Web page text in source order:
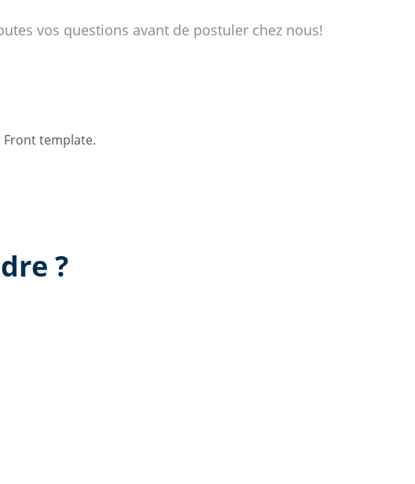
vos questions avant de postuler chez nous!
template.
?